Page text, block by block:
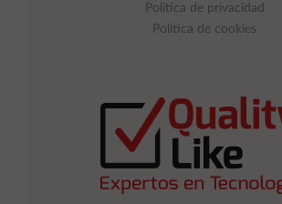
Política de privacidad
Política de cookies